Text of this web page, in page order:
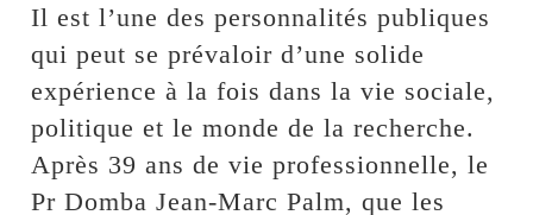
Il est l’une des personnalités publiques
qui peut se prévaloir d’une solide
expérience à la fois dans la vie sociale,
politique et le monde de la recherche.
Après 39 ans de vie professionnelle, le
Pr Domba Jean-Marc Palm, que les